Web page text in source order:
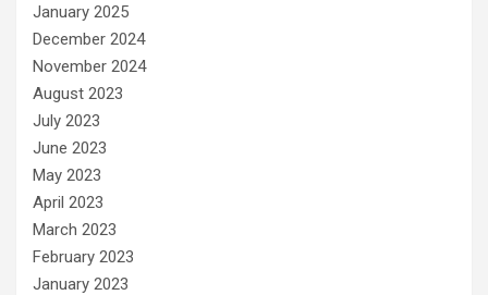
January 2025
December 2024
November 2024
August 2023
July 2023
June 2023
May 2023
April 2023
March 2023
February 2023
January 2023